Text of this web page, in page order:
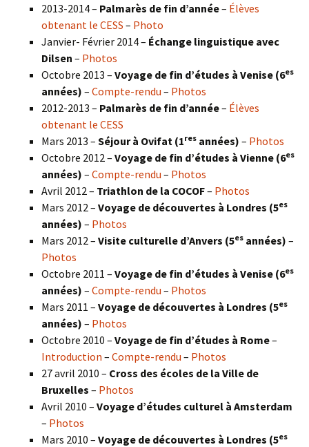
2013-2014 – Palmarès de fin d’année– Élèves
obtenant le CESS – Photo
Janvier- Février 2014 – Échange linguistique avec
Dilsen – Photos
Octobre 2013 – Voyage de fin d’études à Venise (6es
années) – Compte-rendu – Photos
2012-2013 – Palmarès de fin d’année– Élèves
obtenant le CESS
Mars 2013 – Séjour à Ovifat (1res années) – Photos
Octobre 2012 – Voyage de fin d’études à Vienne (6es
années) – Compte-rendu – Photos
Avril 2012 – Triathlon de la COCOF– Photos
Mars 2012 – Voyage de découvertes à Londres (5es
années) – Photos
Mars 2012 – Visite culturelle d’Anvers (5es années) –
Photos
Octobre 2011 – Voyage de fin d’études à Venise (6es
années) – Compte-rendu – Photos
Mars 2011 – Voyage de découvertes à Londres (5es
années) – Photos
Octobre 2010 – Voyage de fin d’études à Rome–
Introduction – Compte-rendu – Photos
27 avril 2010 – Cross des écoles de la Ville de
Bruxelles – Photos
Avril 2010 – Voyage d’études culturel à Amsterdam
– Photos
Mars 2010 – Voyage de découvertes à Londres (5es